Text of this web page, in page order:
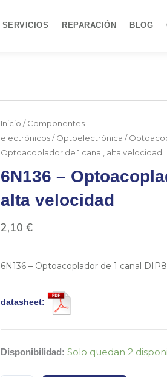
SERVICIOS REPARACIÓN BLOG
Inicio /Componentes
electrónicos/Optoelectrónica /
Optoacoplador de 1 canal, alta velocidad
6N136 –
alta velocidad
2,10 €
6N136 – Optoacoplador de 1 canal
datasheet:
Disponibilidad: Solo quedan 2
6N136